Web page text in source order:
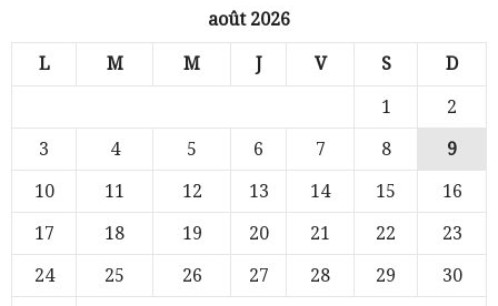
août 2026
L M M J V S D
1
2
3
4 5 6 7 8
9
10
11 12 13 14 15
16
17
18 19 20 21 22
23
24
25 26 27 28 29
30